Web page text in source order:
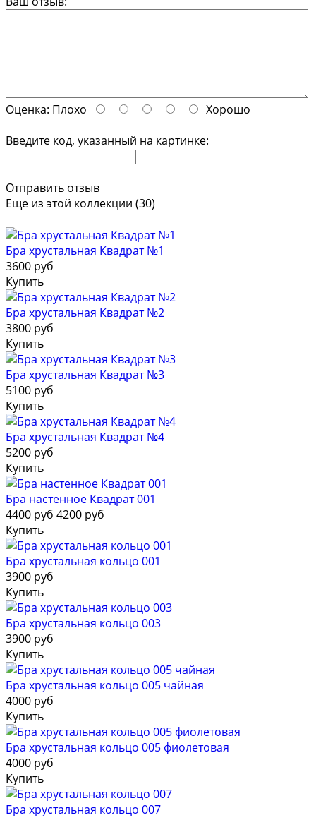
Оценка: Плохо
Хорошо
Введите код, указанный на картинке:
Отправить отзыв
Еще из этой коллекции (30)
Бра хрустальная Квадрат №1
3600 руб
Купить
Бра хрустальная Квадрат №2
3800 руб
Купить
Бра хрустальная Квадрат №3
5100 руб
Купить
Бра хрустальная Квадрат №4
5200 руб
Купить
Бра настенное Квадрат 001
4400 руб 4200 руб
Купить
Бра хрустальная кольцо 001
3900 руб
Купить
Бра хрустальная кольцо 003
3900 руб
Купить
Бра хрустальная кольцо 005 чайная
4000 руб
Купить
Бра хрустальная кольцо 005 фиолетовая
4000 руб
Купить
Бра хрустальная кольцо 007